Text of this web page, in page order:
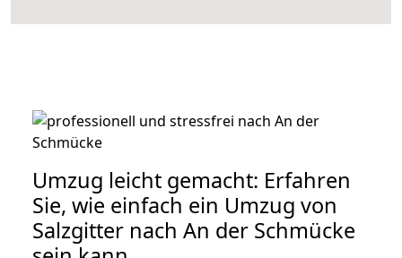
Umzug leicht gemacht: Erfahren
Sie, wie einfach ein Umzug von
Salzgitter nach An der Schmücke